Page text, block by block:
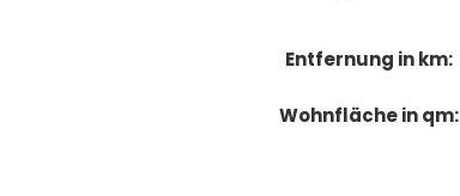
Entfernung in km:
Wohnfläche in qm: